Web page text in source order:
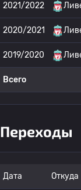
2021/2022
2020/2021
2019/2020
Всего
Переходы
Дата Откуда